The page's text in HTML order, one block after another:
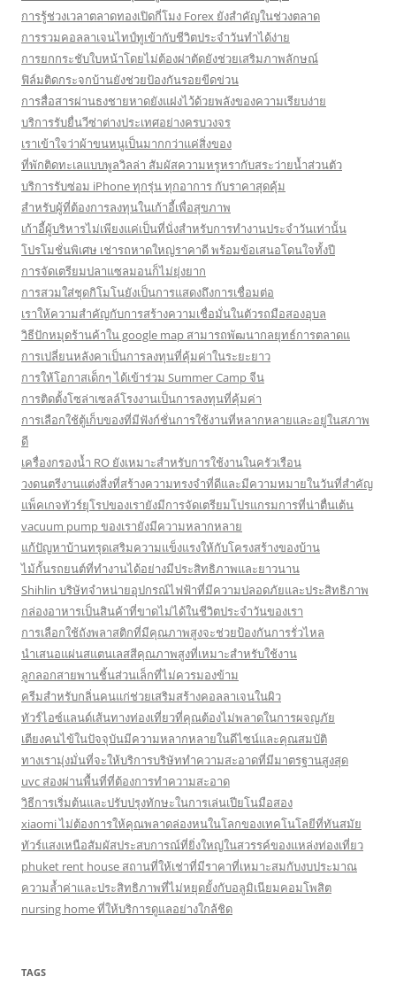
การรู้ช่วงเวลาตลาดทองเปิดกี่โมง Forex ยังสำคัญในช่วงตลาด
การรวมคอลลาเจนไทป์ทูเข้ากับชีวิตประจำวันทำได้ง่าย
การยกกระชับใบหน้าโดยไม่ต้องผ่าตัดยังช่วยเสริมภาพลักษณ์
ฟิล์มติดกระจกบ้านยังช่วยป้องกันรอยขีดข่วน
การสื่อสารผ่านธงชายหาดยังแฝงไว้ด้วยพลังของความเรียบง่าย
บริการรับยื่นวีซ่าต่างประเทศอย่างครบวงจร
เราเข้าใจว่าผ้าขนหนูเป็นมากกว่าแค่สิ่งของ
ที่พักติดทะเลแบบพูลวิลล่า สัมผัสความหรูหรากับสระว่ายน้ำส่วนตัว
บริการรับซ่อม iPhone ทุกรุ่น ทุกอาการ กับราคาสุดคุ้ม
สำหรับผู้ที่ต้องการลงทุนในเก้าอี้เพื่อสุขภาพ
เก้าอี้ผู้บริหารไม่เพียงแค่เป็นที่นั่งสำหรับการทำงานประจำวันเท่านั้น
โปรโมชั่นพิเศษ เช่ารถหาดใหญ่ราคาดี พร้อมข้อเสนอโดนใจทั้งปี
การจัดเตรียมปลาแซลมอนก็ไม่ยุ่งยาก
การสวมใส่ชุดกิโมโนยังเป็นการแสดงถึงการเชื่อมต่อ
เราให้ความสำคัญกับการสร้างความเชื่อมั่นในตัวรถมือสองอุบล
วิธีปักหมุดร้านค้าใน google map สามารถพัฒนากลยุทธ์การตลาดแ
การเปลี่ยนหลังคาเป็นการลงทุนที่คุ้มค่าในระยะยาว
การให้โอกาสเด็กๆ ได้เข้าร่วม Summer Camp จีน
การติดตั้งโซล่าเซลล์โรงงานเป็นการลงทุนที่คุ้มค่า
การเลือกใช้ตู้เก็บของที่มีฟังก์ชั่นการใช้งานที่หลากหลายและอยู่ในสภาพ
ดี
เครื่องกรองน้ำ RO ยังเหมาะสำหรับการใช้งานในครัวเรือน
วงดนตรีงานแต่งสิ่งที่สร้างความทรงจำที่ดีและมีความหมายในวันที่สำคัญ
แพ็คเกจทัวร์ยุโรปของเรายังมีการจัดเตรียมโปรแกรมการที่น่าตื่นเต้น
vacuum pump ของเรายังมีความหลากหลาย
แก้ปัญหาบ้านทรุดเสริมความแข็งแรงให้กับโครงสร้างของบ้าน
ไม้กั้นรถยนต์ที่ทำงานได้อย่างมีประสิทธิภาพและยาวนาน
Shihlin บริษัทจำหน่ายอุปกรณ์ไฟฟ้าที่มีความปลอดภัยและประสิทธิภาพ
กล่องอาหารเป็นสินค้าที่ขาดไม่ได้ในชีวิตประจำวันของเรา
การเลือกใช้ถังพลาสติกที่มีคุณภาพสูงจะช่วยป้องกันการรั่วไหล
นำเสนอแผ่นสแตนเลสสีคุณภาพสูงที่เหมาะสำหรับใช้งาน
ลูกลอกสายพานชิ้นส่วนเล็กที่ไม่ควรมองข้าม
ครีมสำหรับกลิ่นคนแก่ช่วยเสริมสร้างคอลลาเจนในผิว
ทัวร์ไอซ์แลนด์เส้นทางท่องเที่ยวที่คุณต้องไม่พลาดในการผจญภัย
เตียงคนไข้ในปัจจุบันมีความหลากหลายในดีไซน์และคุณสมบัติ
ทางเรามุ่งมั่นที่จะให้บริการบริษัททำความสะอาดที่มีมาตรฐานสูงสุด
uvc ส่องผ่านพื้นที่ที่ต้องการทำความสะอาด
วิธีการเริ่มต้นและปรับปรุงทักษะในการเล่นเปียโนมือสอง
xiaomi ไม่ต้องการให้คุณพลาดล่องหนในโลกของเทคโนโลยีที่ทันสมัย
ทัวร์แสงเหนือสัมผัสประสบการณ์ที่ยิ่งใหญ่ในสวรรค์ของแหล่งท่องเที่ยว
phuket rent house สถานที่ให้เช่าที่มีราคาที่เหมาะสมกับงบประมาณ
ความล้ำค่าและประสิทธิภาพที่ไม่หยุดยั้งกับอลูมิเนียมคอมโพสิต
nursing home ที่ให้บริการดูแลอย่างใกล้ชิด
TAGS